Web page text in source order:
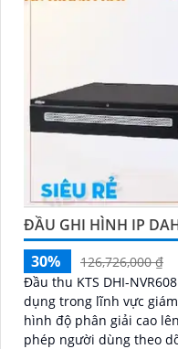
ĐẦU GHI HÌNH IP
30%
126,726,000 ₫
Đầu thu KTS DHI-
dụng trong lĩnh vực giám sát an
hình độ phân giải cao
phép người dùng theo